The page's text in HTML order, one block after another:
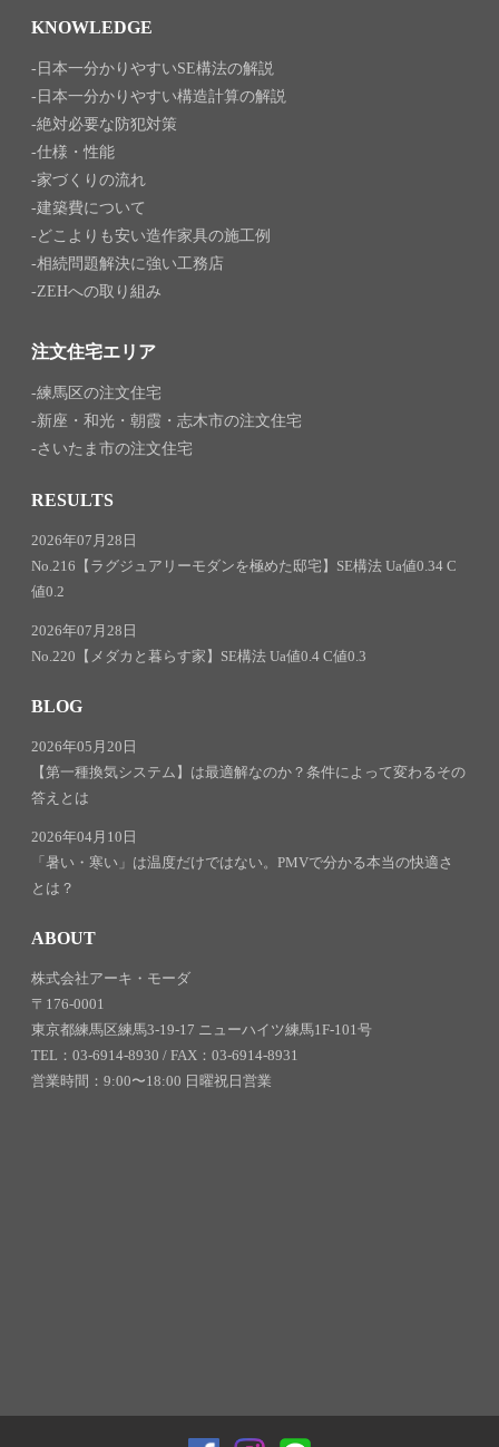
KNOWLEDGE
日本一分かりやすいSE構法の解説
日本一分かりやすい構造計算の解説
絶対必要な防犯対策
仕様・性能
家づくりの流れ
建築費について
どこよりも安い造作家具の施工例
相続問題解決に強い工務店
ZEHへの取り組み
注文住宅エリア
練馬区の注文住宅
新座・和光・朝霞・志木市の注文住宅
さいたま市の注文住宅
RESULTS
2026年07月28日
No.216【ラグジュアリーモダンを極めた邸宅】SE構法 Ua値0.34 C
値0.2
2026年07月28日
No.220【メダカと暮らす家】SE構法 Ua値0.4 C値0.3
BLOG
2026年05月20日
【第一種換気システム】は最適解なのか？条件によって変わるその
答えとは
2026年04月10日
「暑い・寒い」は温度だけではない。PMVで分かる本当の快適さ
とは？
ABOUT
株式会社アーキ・モーダ
〒176-0001
東京都練馬区練馬3-19-17 ニューハイツ練馬1F-101号
TEL：03-6914-8930 / FAX：03-6914-8931
営業時間：9:00〜18:00 日曜祝日営業